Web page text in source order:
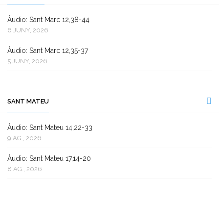
Àudio: Sant Marc 12,38-44
6 JUNY, 2026
Àudio: Sant Marc 12,35-37
5 JUNY, 2026
SANT MATEU
Àudio: Sant Mateu 14,22-33
9 AG., 2026
Àudio: Sant Mateu 17,14-20
8 AG., 2026